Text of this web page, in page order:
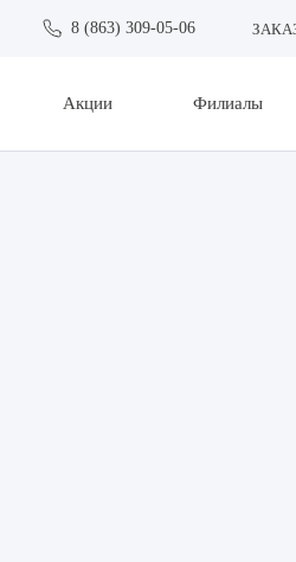
8 (863) 309-05-06
Акции Филиалы